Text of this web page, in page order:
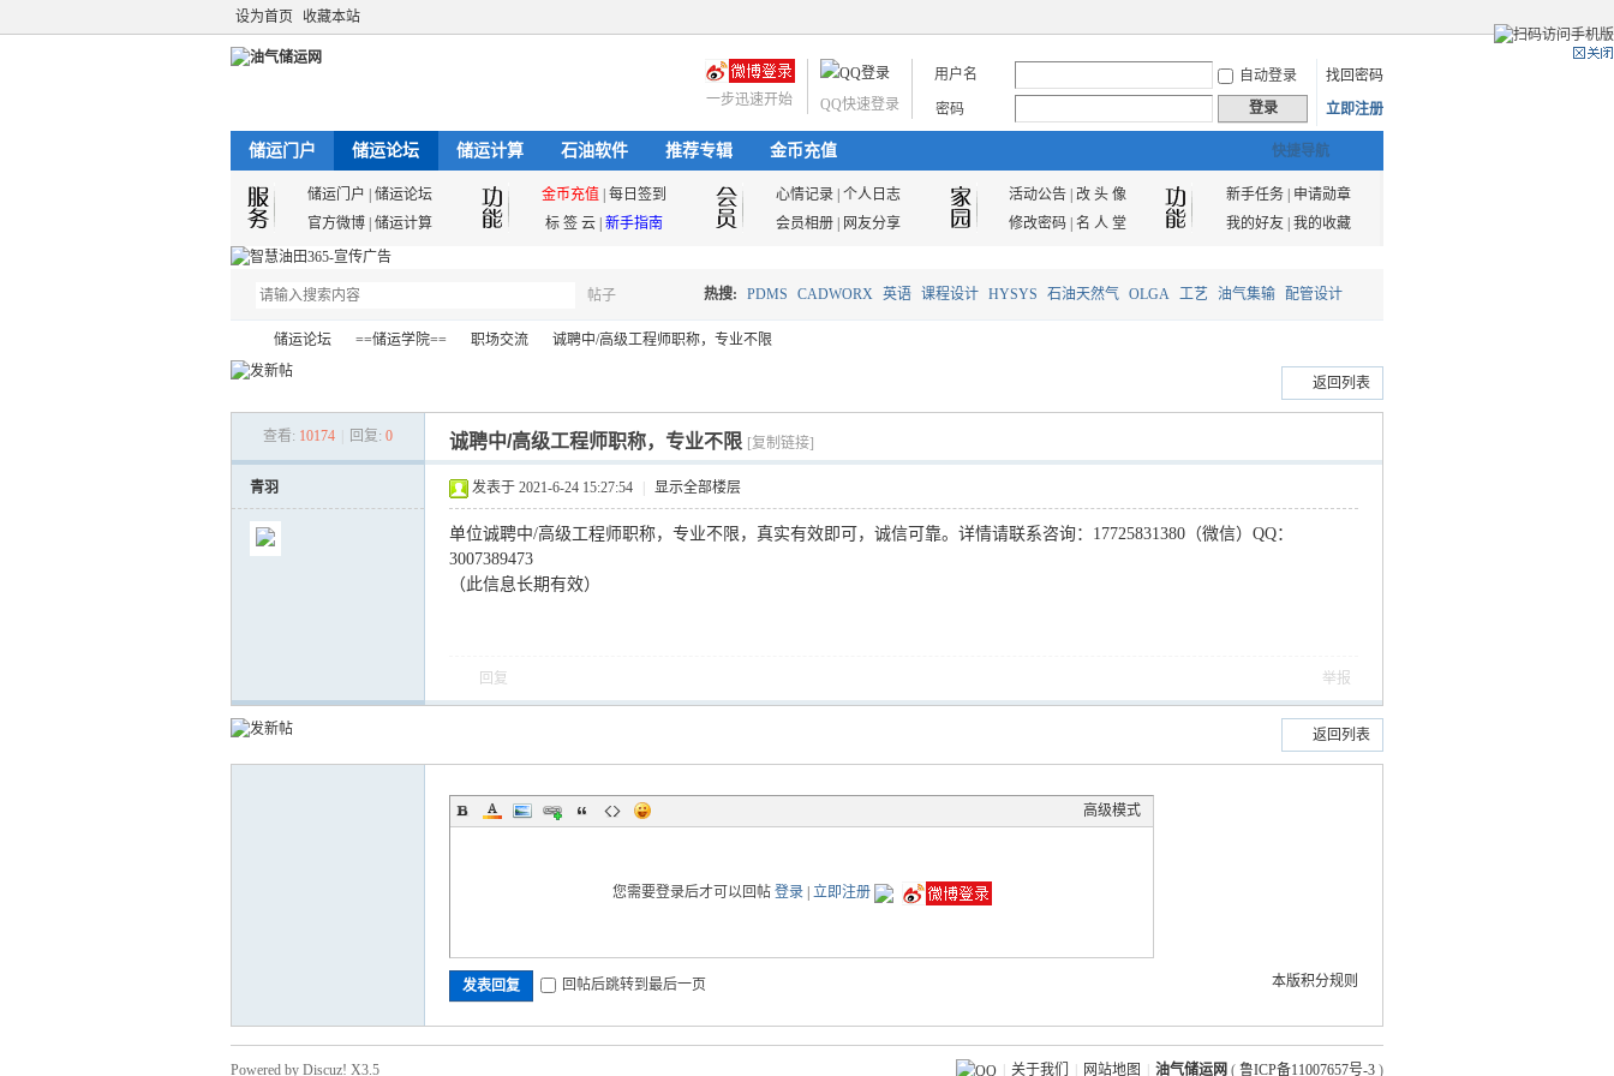
设为首页 收藏本站
用户名 自动登录
找回密码
密码
登录 立即注册
QQ快速登录
一步迅速开始
快捷导航
储运门户 储运论坛 储运计算 石油软件 推荐专辑 金币充值
储运门户 储运论坛 金币充值 每日签到 心情记录 个人日志 活动公告| 改 头 像 新手任务|
申请勋章
官方微博 储运计算 标 签 云 新手指南 会员相册 网友分享 修改密码| 名 人 堂 我的好友| 我的收藏
帖子
搜
索
热搜: PDMS CADWORX 英语 课程设计 HYSYS 石油天然气 OLGA 工艺 油气集输 配管设计
油气储运
储运论坛
›
==储运学院==
›
职场交流
›
诚聘中/高级工程师职称，专业不限
返回列表
查看: 10174 回复: 0 诚聘中/高级工程师职称，专业不限 [复制链接]
青羽 发表于 2021-6-24 15:27:54 显示全部楼层
单位诚聘中/高级工程师职称，专业不限，真实有效即可，诚信可靠。 详情请联系咨询： 17725831380（微信）QQ：
3007389473
（此信息长期有效）
回复 举报
返回列表
高级模式
您需要登录后才可以回帖 登录| 立即注册
本版积分规则
发表回复 回帖后跳转到最后一页
关于我们 网站地图 油气储运网 ( 鲁ICP备11007657号-3 )
Powered by Discuz! X3.5